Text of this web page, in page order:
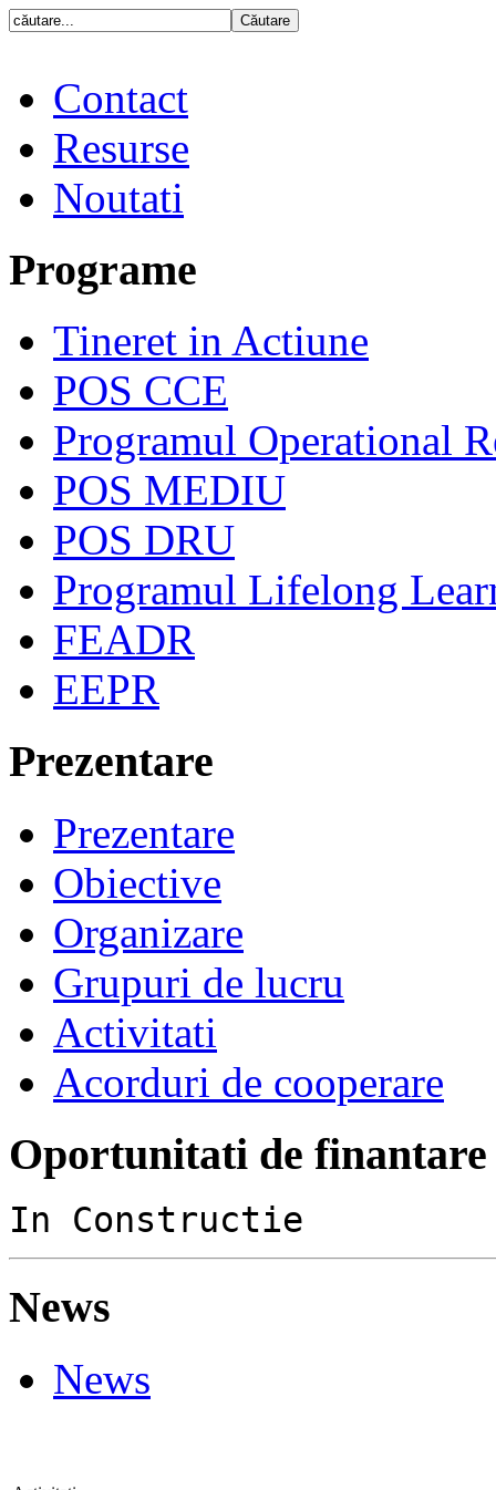
Contact
Resurse
Noutati
Programe
Tineret in Actiune
POS CCE
Programul Operational
POS MEDIU
POS DRU
Programul Lifelong
FEADR
EEPR
Prezentare
Prezentare
Obiective
Organizare
Grupuri de lucru
Activitati
Acorduri de cooperare
Oportunitati de finantare
In Constructie
News
News